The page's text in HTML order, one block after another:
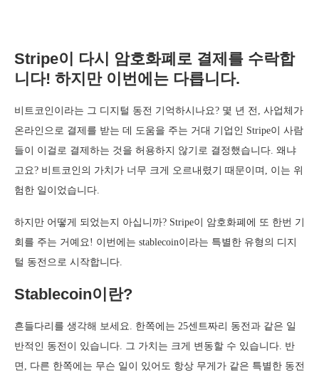
Stripe이 다시 암호화폐로 결제를 수락합
니다! 하지만 이번에는 다릅니다.
비트코인이라는 그 디지털 동전 기억하시나요? 몇 년 전, 사업체가
온라인으로 결제를 받는 데 도움을 주는 거대 기업인 Stripe이 사람
들이 이걸로 결제하는 것을 허용하지 않기로 결정했습니다. 왜냐
고요? 비트코인의 가치가 너무 크게 오르내렸기 때문이며, 이는 위
험한 일이었습니다.
하지만 어떻게 되었는지 아십니까? Stripe이 암호화폐에 또 한번 기
회를 주는 거예요! 이번에는 stablecoin이라는 특별한 유형의 디지
털 동전으로 시작합니다.
Stablecoin이란?
흔들다리를 생각해 보세요. 한쪽에는 25센트짜리 동전과 같은 일
반적인 동전이 있습니다. 그 가치는 크게 변동할 수 있습니다. 반
면, 다른 한쪽에는 무슨 일이 있어도 항상 무게가 같은 특별한 동전